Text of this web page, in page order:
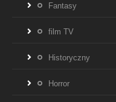
Fantasy
film TV
Historyczny
Horror